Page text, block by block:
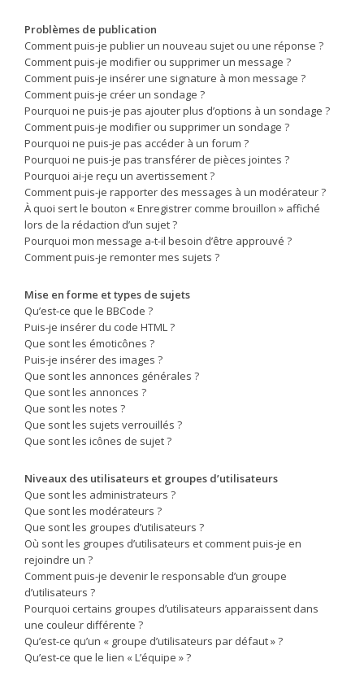
Problèmes de publication
Comment puis-je publier un nouveau sujet ou une réponse ?
Comment puis-je modifier ou supprimer un message ?
Comment puis-je insérer une signature à mon message ?
Comment puis-je créer un sondage ?
Pourquoi ne puis-je pas ajouter plus d’options à un sondage ?
Comment puis-je modifier ou supprimer un sondage ?
Pourquoi ne puis-je pas accéder à un forum ?
Pourquoi ne puis-je pas transférer de pièces jointes ?
Pourquoi ai-je reçu un avertissement ?
Comment puis-je rapporter des messages à un modérateur ?
À quoi sert le bouton « Enregistrer comme brouillon » affiché
lors de la rédaction d’un sujet ?
Pourquoi mon message a-t-il besoin d’être approuvé ?
Comment puis-je remonter mes sujets ?
Mise en forme et types de sujets
Qu’est-ce que le BBCode ?
Puis-je insérer du code HTML ?
Que sont les émoticônes ?
Puis-je insérer des images ?
Que sont les annonces générales ?
Que sont les annonces ?
Que sont les notes ?
Que sont les sujets verrouillés ?
Que sont les icônes de sujet ?
Niveaux des utilisateurs et groupes d’utilisateurs
Que sont les administrateurs ?
Que sont les modérateurs ?
Que sont les groupes d’utilisateurs ?
Où sont les groupes d’utilisateurs et comment puis-je en
rejoindre un ?
Comment puis-je devenir le responsable d’un groupe
d’utilisateurs ?
Pourquoi certains groupes d’utilisateurs apparaissent dans
une couleur différente ?
Qu’est-ce qu’un « groupe d’utilisateurs par défaut » ?
Qu’est-ce que le lien « L’équipe » ?